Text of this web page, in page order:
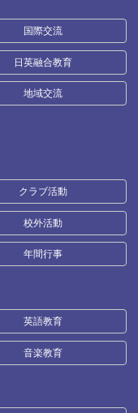
国際交流
日英融合教育
地域交流
クラブ活動
校外活動
年間行事
英語教育
音楽教育